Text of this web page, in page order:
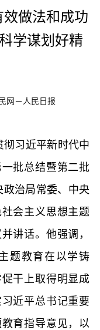
做法和成功
学谋划好精
网－人民日报
习近平新时代中
批总结暨第二批
治局常委、中央
会主义思想主题
讲话。他强调，
题教育在以学铸
干上取得明显成
近平总书记重要
育指导意见，以